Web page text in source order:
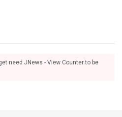
need JNews - View Counter to be